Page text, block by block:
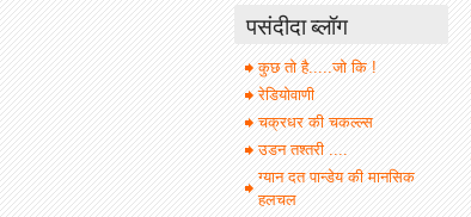
पसंदीदा ब्लॉग
कुछ तो है.....जो कि !
रेडियोवाणी
चक्रधर की चकल्ल्स
उडन तश्तरी ....
ग्यान दत पान्डेय की मानसिक
हलचल